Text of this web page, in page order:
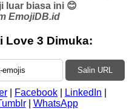
luar biasa ini 😊
EmojiDB.id
Love 3 Dimuka:
Salin URL
Facebook LinkedIn
| WhatsApp